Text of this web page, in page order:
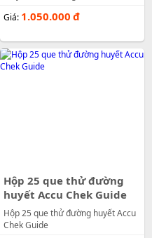
Giá: 1.050.000 đ
Hộp 25 que thử đường
huyết Accu Chek Guide
Hộp 25 que thử đường huyết Accu
Chek Guide